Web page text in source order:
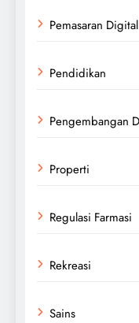
Pemasaran Digital
Pendidikan
Pengembangan
Properti
Regulasi Farmasi
Rekreasi
Sains